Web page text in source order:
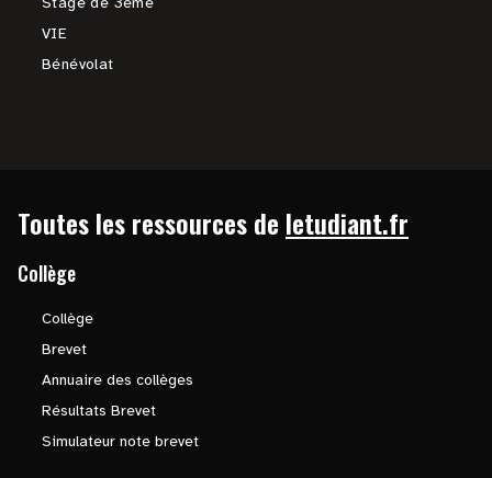
VIE
Bénévolat
Toutes les ressources de letudiant.fr
Collège
Collège
Brevet
Annuaire des collèges
Résultats Brevet
Simulateur note brevet